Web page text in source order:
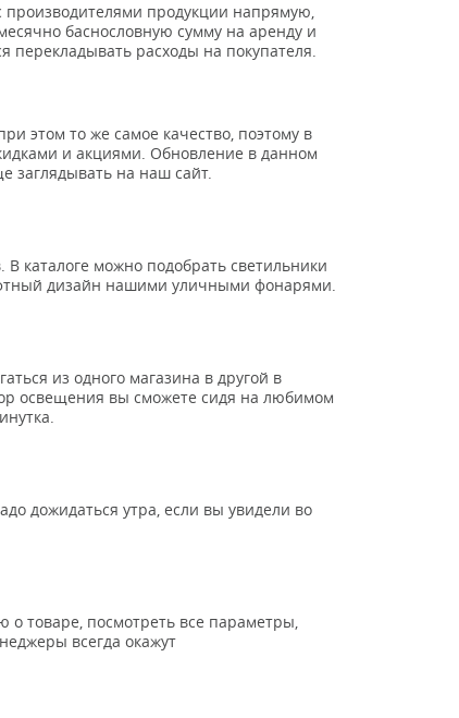
продукции напрямую,
баснословную сумму на аренду и
перекладывать расходы на покупателя.
этом то же самое качество, поэтому в
и акциями. Обновление в данном
заглядывать на наш сайт.
каталоге можно подобрать светильники
дизайн нашими уличными фонарями.
из одного магазина в другой в
освещения вы сможете сидя на любимом
дожидаться утра, если вы увидели во
товаре, посмотреть все параметры,
всегда окажут